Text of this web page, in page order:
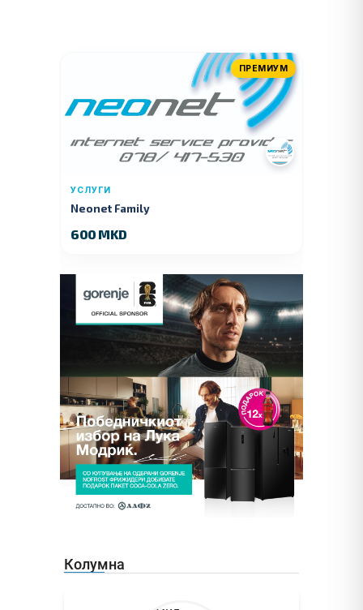
ПРЕМИУМ
УСЛУГИ
Neonet Family
600 MKD
Колумна